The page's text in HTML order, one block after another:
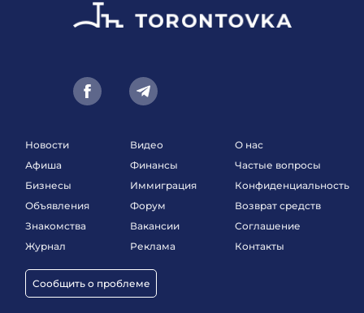
Новости
Афиша
Бизнесы
Объявления
Знакомства
Журнал
Сообщить о проблеме
Видео
Финансы
Иммиграция
Форум
Вакансии
Реклама
О нас
Частые вопросы
Конфиденциальность
Возврат средств
Соглашение
Контакты